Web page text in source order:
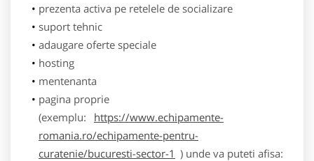
prezenta activa pe retelele de socializare
suport tehnic
adaugare oferte speciale
hosting
mentenanta
pagina proprie
(exemplu:
https://www.echipamente-
romania.ro/echipamente-pentru-
curatenie/bucuresti-sector-1 ) unde va puteti afisa: